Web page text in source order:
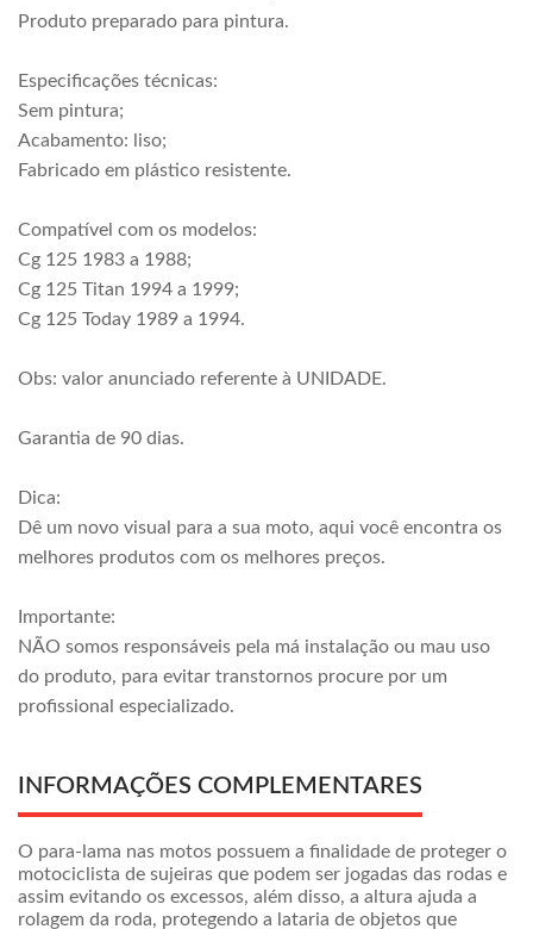
Produto preparado para pintura.
Especificações técnicas:
Sem pintura;
Acabamento: liso;
Fabricado em plástico resistente.
Compatível com os modelos:
Cg 125 1983 a 1988;
Cg 125 Titan 1994 a 1999;
Cg 125 Today 1989 a 1994.
Obs: valor anunciado referente à UNIDADE.
Garantia de 90 dias.
Dica:
Dê um novo visual para a sua moto, aqui você encontra os
melhores produtos com os melhores preços.
Importante:
NÃO somos responsáveis pela má instalação ou mau uso
do produto, para evitar transtornos procure por um
profissional especializado.
INFORMAÇÕES COMPLEMENTARES
O para-lama nas motos possuem a finalidade de proteger o
motociclista de sujeiras que podem ser jogadas das rodas e
assim evitando os excessos, além disso, a altura ajuda a
rolagem da roda, protegendo a lataria de objetos que